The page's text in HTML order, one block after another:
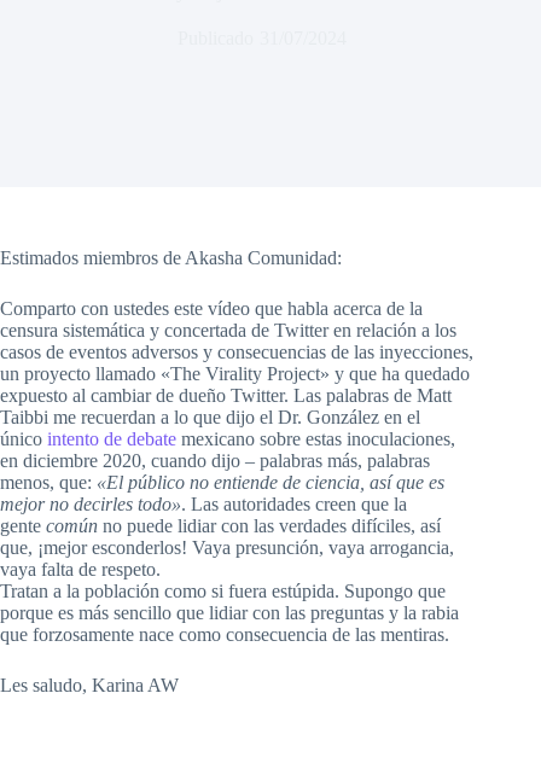
Estimados miembros de Akasha Comunidad:
Comparto con ustedes este vídeo que habla acerca de la
censura sistemática y concertada de Twitter en relación a los
casos de eventos adversos y consecuencias de las inyecciones,
un proyecto llamado «The Virality Project» y que ha quedado
expuesto al cambiar de dueño Twitter. Las palabras de Matt
Taibbi me recuerdan a lo que dijo el Dr. González en el
único intento de debate mexicano sobre estas inoculaciones,
en diciembre 2020, cuando dijo – palabras más, palabras
menos, que: «El público no entiende de ciencia, así que es
mejor no decirles todo». Las autoridades creen que la
gente común no puede lidiar con las verdades difíciles, así
que, ¡mejor esconderlos! Vaya presunción, vaya arrogancia,
vaya falta de respeto.
Tratan a la población como si fuera estúpida. Supongo que
porque es más sencillo que lidiar con las preguntas y la rabia
que forzosamente nace como consecuencia de las mentiras.
Les saludo, Karina AW